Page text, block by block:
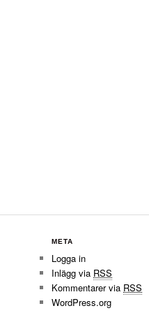
META
Logga in
Inlägg via RSS
Kommentarer via RSS
WordPress.org